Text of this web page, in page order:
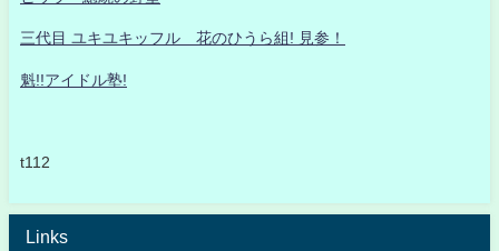
三代目 ユキユキッフル 花のひうら組! 見参！
魁!!アイドル塾!
t112
Links